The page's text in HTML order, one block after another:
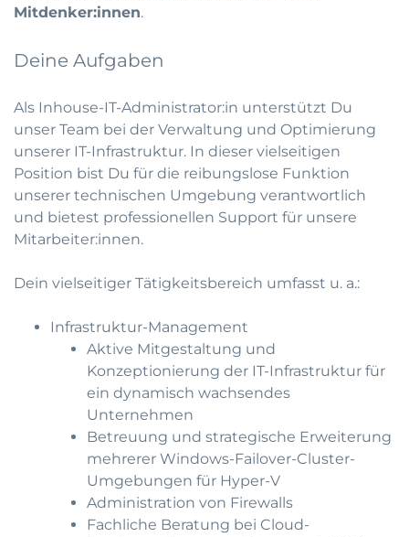
Mitdenker:innen.
Deine Aufgaben
Als Inhouse-IT-Administrator:in unterstützt Du
unser Team bei der Verwaltung und Optimierung
unserer IT-Infrastruktur. In dieser vielseitigen
Position bist Du für die reibungslose Funktion
unserer technischen Umgebung verantwortlich
und bietest professionellen Support für unsere
Mitarbeiter:innen.
Dein vielseitiger Tätigkeitsbereich umfasst u. a.:
Infrastruktur-Management
Aktive Mitgestaltung und
Konzeptionierung der IT-Infrastruktur für
ein dynamisch wachsendes
Unternehmen
Betreuung und strategische Erweiterung
mehrerer Windows-Failover-Cluster-
Umgebungen für Hyper-V
Administration von Firewalls
Fachliche Beratung bei Cloud-